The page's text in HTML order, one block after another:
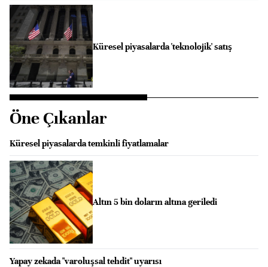
Küresel piyasalarda 'teknolojik' satış
Öne Çıkanlar
Küresel piyasalarda temkinli fiyatlamalar
Altın 5 bin doların altına geriledi
Yapay zekada "varoluşsal tehdit" uyarısı